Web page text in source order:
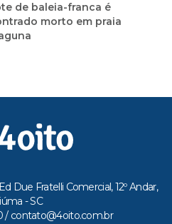
de baleia-franca é
morto em praia
Due Fratelli Comercial, 12º Andar,
- SC
/ contato@4oito.com.br